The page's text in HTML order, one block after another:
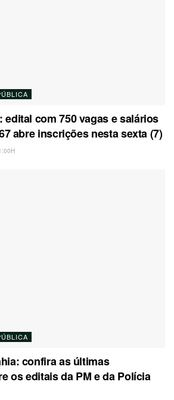
edital com 750 vagas e salários
abre inscrições nesta sexta (7)
confira as últimas
os editais da PM e da Polícia